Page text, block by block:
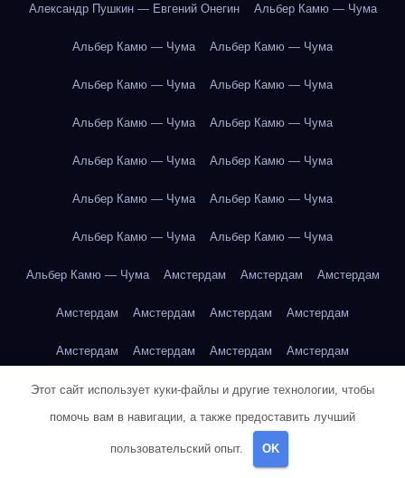
Александр Пушкин — Евгений Онегин Альбер Камю — Чума
Альбер Камю — Чума Альбер Камю — Чума
Альбер Камю — Чума Альбер Камю — Чума
Альбер Камю — Чума Альбер Камю — Чума
Альбер Камю — Чума Альбер Камю — Чума
Альбер Камю — Чума Альбер Камю — Чума
Альбер Камю — Чума Альбер Камю — Чума
Альбер Камю — Чума Амстердам Амстердам Амстердам
Амстердам Амстердам Амстердам Амстердам
Амстердам Амстердам Амстердам Амстердам
Амстердам Амстердам Амстердам Амстердам
Амстердам Амстердам Амстердам
Амстердам Амстердам
Этот сайт использует куки-файлы и другие технологии, чтобы
помочь вам в навигации, а также предоставить лучший
пользовательский опыт. OK